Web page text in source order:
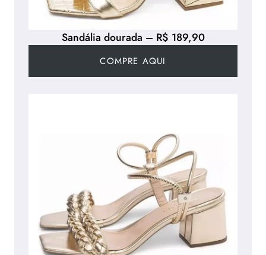
Sandália dourada – R$ 189,90
COMPRE AQUI